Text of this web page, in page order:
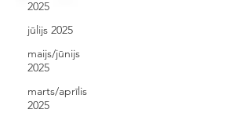
2025
jūlijs 2025
maijs/jūnijs
2025
marts/aprīlis
2025